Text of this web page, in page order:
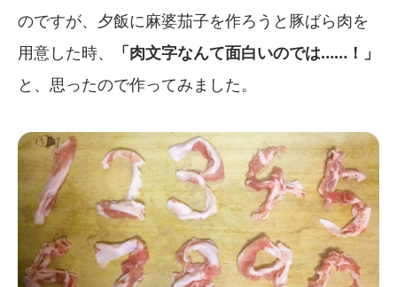
のですが、夕飯に麻婆茄子を作ろうと豚ばら肉を
用意した時、
「肉文字なんて面白いのでは……！」
と、思ったので作ってみました。